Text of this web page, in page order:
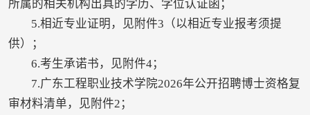
所属的相关机构出具的学历、学位认证函；
5.相近专业证明，见附件3（以相近专业报考须提
供）；
6.考生承诺书，见附件4；
7.广东工程职业技术学院2026年公开招聘博士资格复
审材料清单，见附件2；